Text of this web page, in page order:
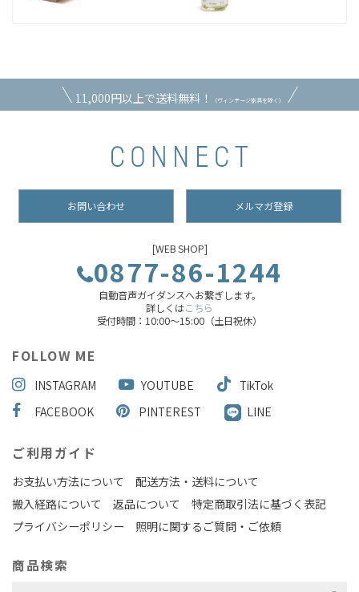
11,000円以上で送料無料！ （ヴィンテージ家具を除く）
お問い合わせ メルマガ登録
[WEB SHOP]
0877-86-1244
自動音声ガイダンスへお繋ぎします。
詳しくはこちら
受付時間：10:00～15:00（土日祝休）
FOLLOW ME
INSTAGRAM YOUTUBE
TikTok
FACEBOOK
PINTEREST LINE
ご利用ガイド
お支払い方法について
配送方法・送料について
搬入経路について
返品について
特定商取引法に基づく表記
プライバシーポリシー
照明に関するご質問・ご依頼
商品検索